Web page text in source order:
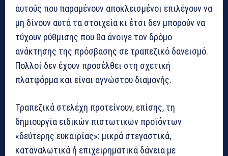
αυτούς που παραμένουν αποκλεισμένοι επιλέγουν να
μη δίνουν αυτά τα στοιχεία κι έτσι δεν μπορούν να
τύχουν ρύθμισης που θα άνοιγε τον δρόμο
ανάκτησης της πρόσβασης σε τραπεζικό δανεισμό.
Πολλοί δεν έχουν προσέλθει στη σχετική
πλατφόρμα και είναι αγνώστου διαμονής.
Τραπεζικά στελέχη προτείνουν, επίσης, τη
δημιουργία ειδικών πιστωτικών προϊόντων
«δεύτερης ευκαιρίας»: μικρά στεγαστικά,
καταναλωτικά ή επιχειρηματικά δάνεια με